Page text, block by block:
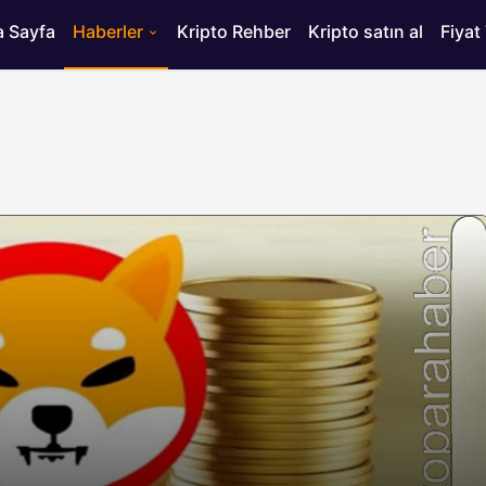
Sayfa Haberler Kripto Rehber Kripto satın al Fiyat
HABERLER
Kripto Güvenliği İçin
Alınabilecek En İyi 3